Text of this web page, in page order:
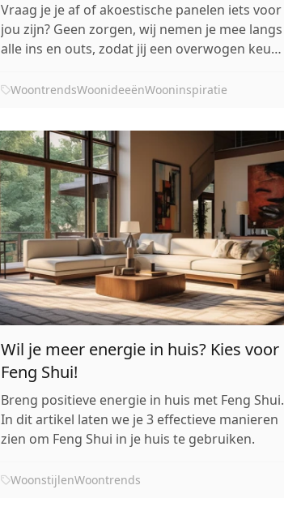
Vraag je je af of akoestische panelen iets voor
jou zijn? Geen zorgen, wij nemen je mee langs
alle ins en outs, zodat jij een overwogen keuze
WoontrendsWoonideeënWooninspiratie
Wil je meer energie in huis? Kies voor
Feng Shui!
Breng positieve energie in huis met Feng Shui.
In dit artikel laten we je 3 effectieve manieren
zien om Feng Shui in je huis te gebruiken.
WoonstijlenWoontrends